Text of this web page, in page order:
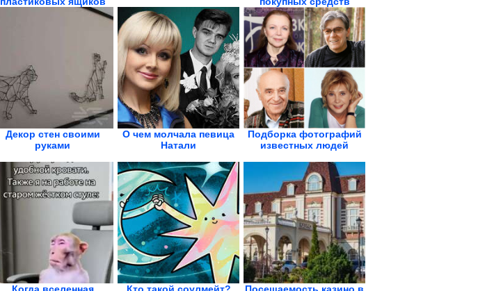
Декор стен своими
руками
О чем молчала певица
Натали
Подборка фотографий
известных людей